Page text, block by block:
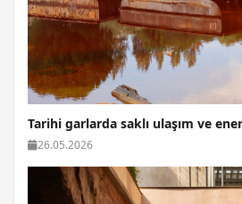
Tarihi garlarda saklı ulaşım ve
26.05.2026